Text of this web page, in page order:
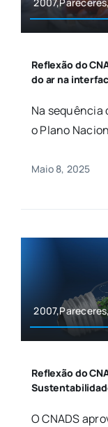
Reflexão do
do ar na
Na sequência
o Plano
Maio 8, 2025
Reflexão do
O CNADS